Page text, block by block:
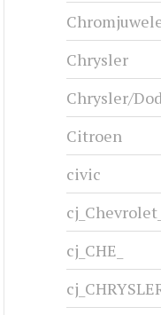
Chrysler
Chrysler/
Citroen
civic
cj_Chevrolet_
cj_CHE_